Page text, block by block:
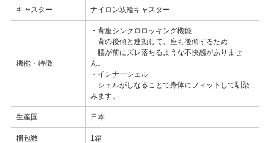
キャスター ナイロン双輪キャスター
機能・特徴
・背座シンクロロッキング機能
背の後傾と連動して、座も後傾するため
腰が前にズレ落ちるような不快感がありませ
ん。
・インナーシェル
シェルがしなることで身体にフィットして馴染
みます。
生産国 日本
梱包数 1箱